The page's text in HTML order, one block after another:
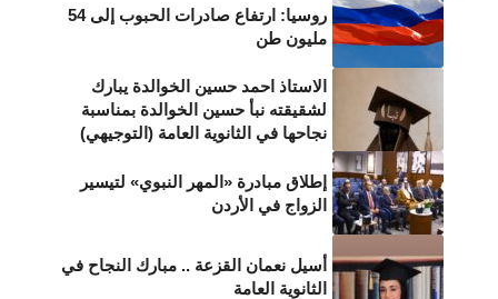
روسيا: ارتفاع صادرات الحبوب إلى 54
مليون طن
الاستاذ احمد حسين الخوالدة يبارك
لشقيقته نبأ حسين الخوالدة بمناسبة
نجاحها في الثانوية العامة (التوجيهي)
إطلاق مبادرة «المهر النبوي» لتيسير
الزواج في الأردن
‎أسيل نعمان القزعة .. مبارك النجاح في
الثانوية العامة